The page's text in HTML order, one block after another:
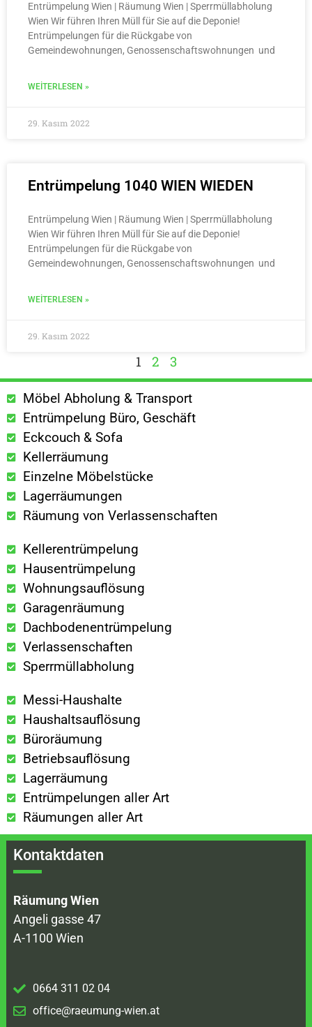
Entrümpelung Wien | Räumung Wien | Sperrmüllabholung
Wien Wir führen Ihren Müll für Sie auf die Deponie!
Entrümpelungen für die Rückgabe von
Gemeindewohnungen, Genossenschaftswohnungen und
WEITERLESEN »
29. Kasım 2022
Entrümpelung 1040 WIEN WIEDEN
Entrümpelung Wien | Räumung Wien | Sperrmüllabholung
Wien Wir führen Ihren Müll für Sie auf die Deponie!
Entrümpelungen für die Rückgabe von
Gemeindewohnungen, Genossenschaftswohnungen und
WEITERLESEN »
29. Kasım 2022
1 2 3
Möbel Abholung & Transport
Entrümpelung Büro, Geschäft
Eckcouch & Sofa
Kellerräumung
Einzelne Möbelstücke
Lagerräumungen
Räumung von Verlassenschaften
Kellerentrümpelung
Hausentrümpelung
Wohnungsauflösung
Garagenräumung
Dachbodenentrümpelung
Verlassenschaften
Sperrmüllabholung
Messi-Haushalte
Haushaltsauflösung
Büroräumung
Betriebsauflösung
Lagerräumung
Entrümpelungen aller Art
Räumungen aller Art
Kontaktdaten
Räumung Wien
Angeli gasse 47
A-1100 Wien
0664 311 02 04
office@raeumung-wien.at